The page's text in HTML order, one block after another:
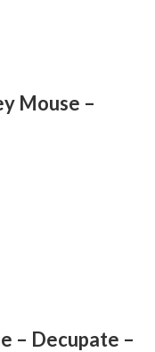
Mouse –
– Decupate –